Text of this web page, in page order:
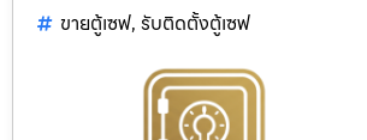
ขายตู้เซฟ, รับติดตั้งตู้เซฟ